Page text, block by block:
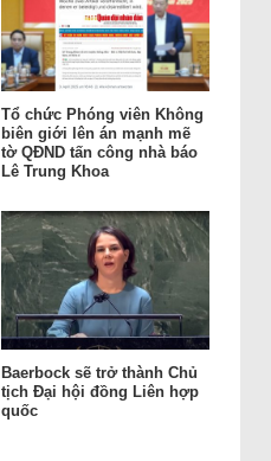
Tổ chức Phóng viên Không
biên giới lên án mạnh mẽ
tờ QĐND tấn công nhà báo
Lê Trung Khoa
Baerbock sẽ trở thành Chủ
tịch Đại hội đồng Liên hợp
quốc